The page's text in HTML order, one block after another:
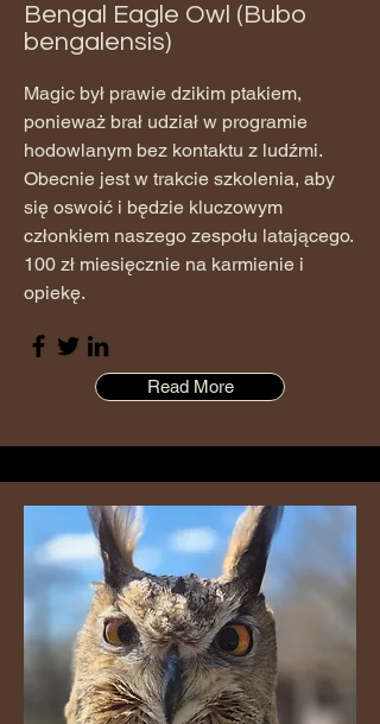
Bengal Eagle Owl (Bubo
bengalensis)
Magic był prawie dzikim ptakiem,
ponieważ brał udział w programie
hodowlanym bez kontaktu z ludźmi.
Obecnie jest w trakcie szkolenia, aby
się oswoić i będzie kluczowym
członkiem naszego zespołu latającego.
100 zł miesięcznie na karmienie i
opiekę.
Read More